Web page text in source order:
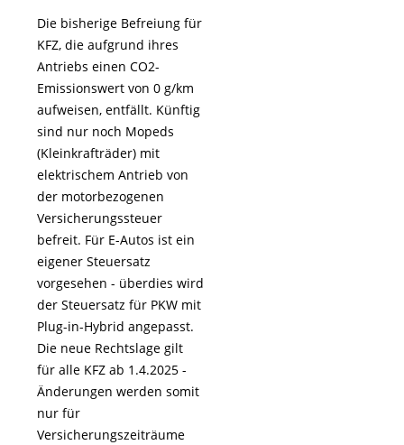
Die bisherige Befreiung für
KFZ, die aufgrund ihres
Antriebs einen CO2-
Emissionswert von 0 g/km
aufweisen, entfällt. Künftig
sind nur noch Mopeds
(Kleinkrafträder) mit
elektrischem Antrieb von
der motorbezogenen
Versicherungssteuer
befreit. Für E-Autos ist ein
eigener Steuersatz
vorgesehen - überdies wird
der Steuersatz für PKW mit
Plug-in-Hybrid angepasst.
Die neue Rechtslage gilt
für alle KFZ ab 1.4.2025 -
Änderungen werden somit
nur für
Versicherungszeiträume